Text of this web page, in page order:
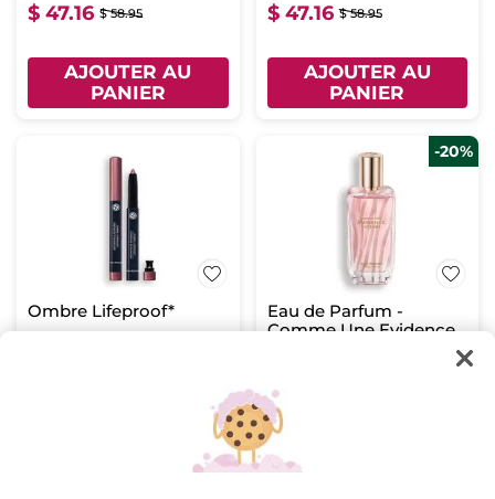
$ 47.16 $ 58.95
AJOUTER AU
PANIER
$ 47.16 $ 58.95
AJOUTER AU
PANIER
Ombre Lifeproof*
-20%
Eau de Parfum -
Comme Une Evidence
$ 47.16